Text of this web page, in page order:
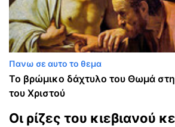
Πανω σε αυτο το θεμα
Το βρώμικο δάχτυλο του Θωμά
του Χριστού
​Οι ρίζες του κιεβιανού